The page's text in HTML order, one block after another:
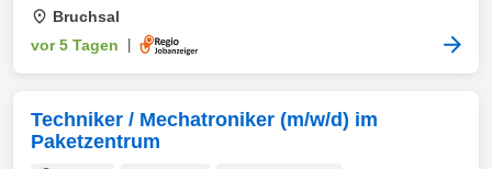
Bruchsal
vor 5 Tagen
Techniker / Mechatroniker (m/w/d) im
Paketzentrum